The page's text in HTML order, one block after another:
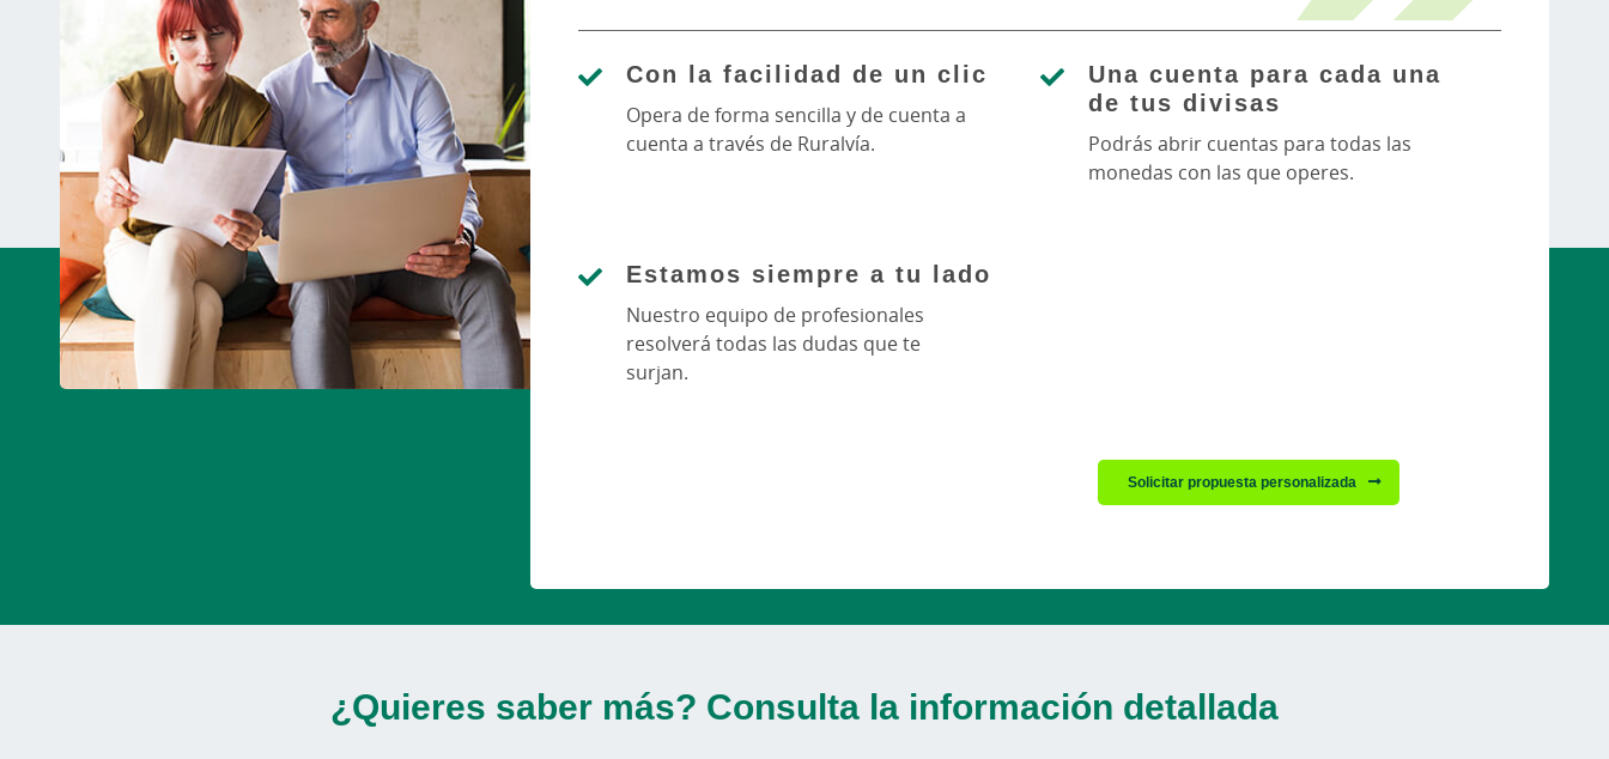
Con la facilidad de un clic
Opera de forma sencilla y de cuenta a
cuenta a través de Ruralvía.
Una cuenta para cada una
de tus divisas
Podrás abrir cuentas para todas las
monedas con las que operes.
Estamos siempre a tu lado
Nuestro equipo de profesionales
resolverá todas las dudas que te
surjan.
Solicitar propuesta personalizada
¿Quieres saber más? Consulta la información detallada